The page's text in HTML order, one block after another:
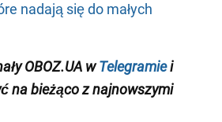
nadają się do małych
OBOZ.UA wTelegramiei
na bieżąco znajnowszymi